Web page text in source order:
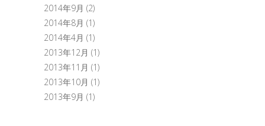
2014年9月 (2)
2014年8月 (1)
2014年4月 (1)
2013年12月 (1)
2013年11月 (1)
2013年10月 (1)
2013年9月 (1)